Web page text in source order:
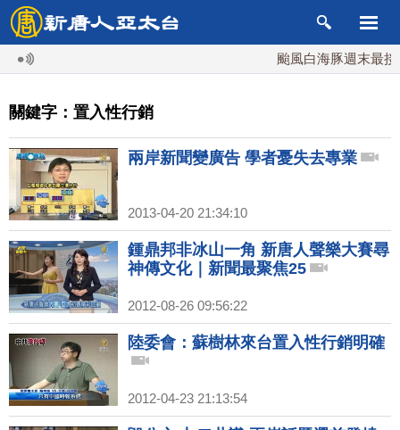
颱風白海豚週末最接
關鍵字：置入性行銷
兩岸新聞變廣告 學者憂失去專業
2013-04-20 21:34:10
鍾鼎邦非冰山一角 新唐人聲樂大賽尋
神傳文化｜新聞最聚焦25
2012-08-26 09:56:22
陸委會：蘇樹林來台置入性行銷明確
2012-04-23 21:13:54